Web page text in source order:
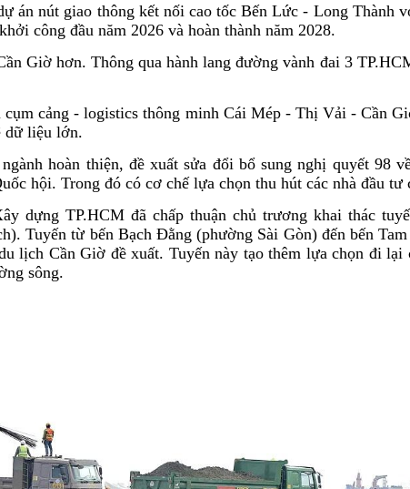
án nút giao thông kết nối cao tốc Bến Lức - Long Thành
công đầu năm 2026 và hoàn thành năm 2028.
Giờ hơn. Thông qua hành lang đường vành đai 3
cảng - logistics thông minh Cái Mép - Thị Vải - Cần
dữ liệu lớn.
hoàn thiện, đề xuất sửa đổi bổ sung nghị quyết 98
hội. Trong đó có cơ chế lựa chọn thu hút các nhà đầu tư
dựng TP.HCM đã chấp thuận chủ trương khai thác
Tuyến từ bến Bạch Đằng (phường Sài Gòn) đến bến
lịch Cần Giờ đề xuất. Tuyến này tạo thêm lựa chọn đi lại
sông.